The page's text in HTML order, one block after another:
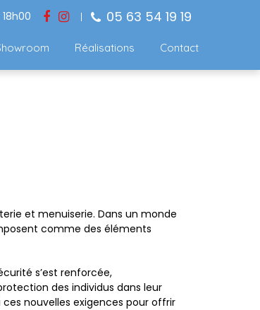
05 63 54 19 19
Réalisations Contact
et menuiserie. Dans un monde
comme des éléments
s’est renforcée,
des individus dans leur
nouvelles exigences pour offrir